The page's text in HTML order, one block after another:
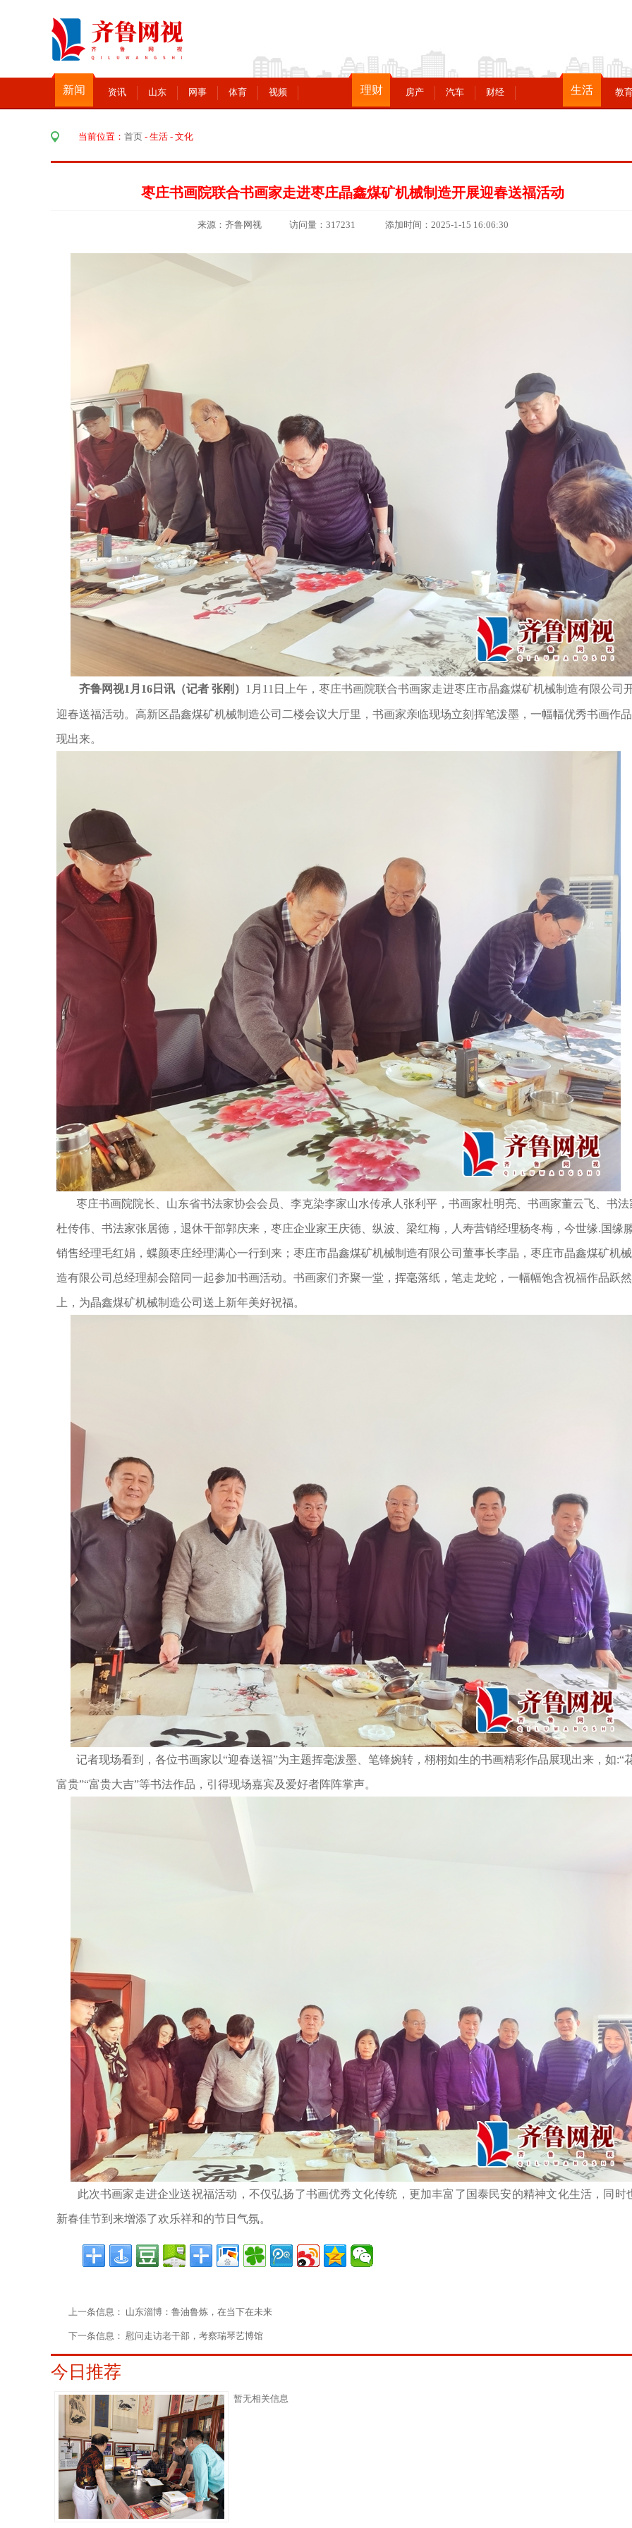
新闻 资讯 山东 网事 体育 视频 理财 房产 汽车 财经 生活 教
当前位置： 首页 - 生活 - 文化
枣庄书画院联合书画家走进枣庄晶鑫煤矿机械制造开展迎春送福活动
来源：齐鲁网视 访问量：317231 添加时间：2025-1-15 16:06:30
齐鲁网视1月16日讯（记者 张刚） 1 月 11 日上午，枣庄书画院联合书画家走进枣庄市晶鑫煤矿机械制造有限公司
迎春送福活动。高新区晶鑫煤矿机械制造公司二楼会议大厅里，书画家亲临现场立刻挥笔泼墨，一幅幅优秀书画作
现出来。
枣庄书画院院长、山东省书法家协会会员、李克染李家山水传承人张利平，书画家杜明亮、书画家董云飞、书法
杜传伟、书法家张居德，退休干部郭庆来，枣庄企业家王庆德、纵波、梁红梅，人寿营销经理杨冬梅，今世缘.国缘
销售经理毛红娟， 蝶颜枣庄经理满心一行到来 ； 枣庄市晶鑫煤矿机械制造有限公司董事长李晶，枣庄市晶鑫煤矿机
造有限公司总经理郝会陪同一起参加书画活动。书画家们齐聚一堂，挥毫落纸，笔走龙蛇，一幅幅饱含祝福作品跃
上，为晶鑫煤矿机械制造公司送上新年美好祝福。
记者现场看到，各位书画家以“迎春送福”为主题挥毫泼墨、笔锋婉转，栩栩如生的书画精彩作品展现出来，如:“
富贵”“富贵大吉”等书法作品，引得现场嘉宾及爱好者阵阵掌声。
此次书画家走进企业送祝福活动 ， 不仅弘扬了书画优秀文化传统，更加丰富了国泰民安的精神文化生活，同时
新春佳节到来增添了欢乐祥和的节日气氛。
上一条信息： 山东淄博：鲁油鲁炼，在当下在未来
下一条信息： 慰问走访老干部，考察瑞琴艺博馆
今日推荐
暂无相关信息